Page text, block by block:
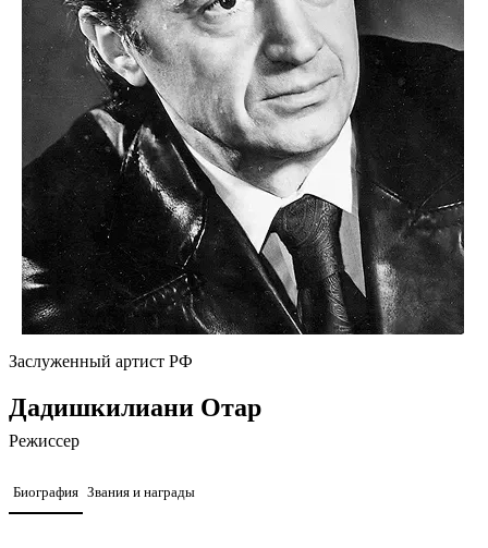
Заслуженный артист РФ
Дадишкилиани Отар
Режиссер
Биография Звания и награды